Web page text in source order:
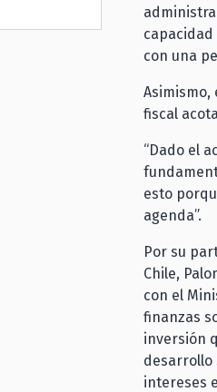
con una
fiscal
“Dado el
esto
agenda”.
Por su
Chile,
con el
finanzas
inversión
desarrollo
intereses